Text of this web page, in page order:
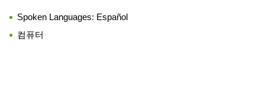
Spoken Languages: Español
컴퓨터